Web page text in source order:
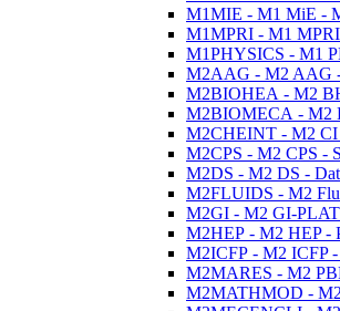
M1MIE - M1 MiE -
M1MPRI - M1 MPRI
M1PHYSICS - M1
M2AAG - M2 AAG -
M2BIOHEA - M2
M2BIOMECA - M2
M2CHEINT - M2 CI
M2CPS - M2 CPS -
M2DS - M2 DS -
M2FLUIDS - M2
M2GI - M2 GI-
M2HEP - M2 HEP -
M2ICFP - M2 ICFP -
M2MARES - M2
M2MATHMOD -